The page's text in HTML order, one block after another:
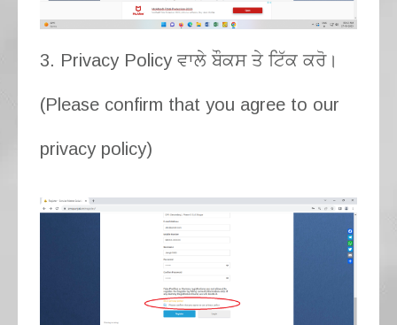
3. Privacy Policy ਵਾਲੇ ਬੌਕਸ ਤੇ ਟਿੱਕ ਕਰੋ।
(Please confirm that you agree to our
privacy policy)